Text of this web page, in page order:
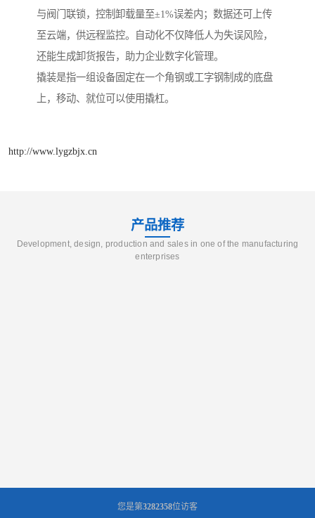
与阀门联锁，控制卸载量至±1%误差内；数据还可上传
至云端，供远程监控。自动化不仅降低人为失误风险，
还能生成卸货报告，助力企业数字化管理。
撬装是指一组设备固定在一个角钢或工字钢制成的底盘
上，移动、就位可以使用撬杠。
http://www.lygzbjx.cn
产品推荐
Development, design, production and sales in one of the manufacturing
enterprises
您是第3282358位访客